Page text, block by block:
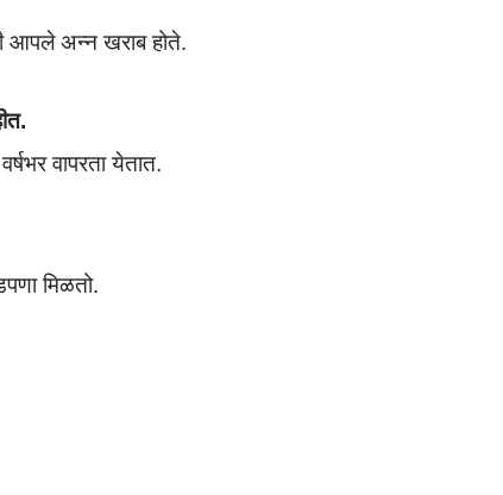
आपले अन्न खराब होते.
वापरता येतात.
मिळतो.